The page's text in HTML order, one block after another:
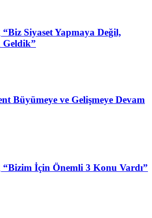
Siyaset Yapmaya Değil,
Geldik”
Büyümeye ve Gelişmeye Devam
İçin Önemli 3 Konu Vardı”